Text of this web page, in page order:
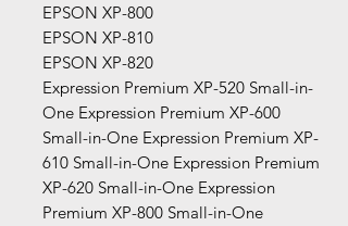
EPSON XP-800
EPSON XP-810
EPSON XP-820
Expression Premium XP-520 Small-in-
One Expression Premium XP-600
Small-in-One Expression Premium XP-
610 Small-in-One Expression Premium
XP-620 Small-in-One Expression
Premium XP-800 Small-in-One